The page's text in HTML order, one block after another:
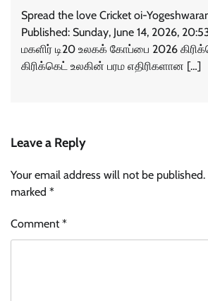
Spread the love Cricket oi-
Published: Sunday, June 14, 2026,
மகளிர் டி20 உலகக் கோப்பை 2026
கிரிக்கெட் உலகின் பரம எதிரிகளான […]
Leave a Reply
Your email address will not be published.
marked *
Comment*